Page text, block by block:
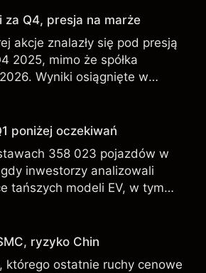
za Q4, presja na marże
akcje znalazły się pod presją
2025, mimo że spółka
Wyniki osiągnięte w
przyszłych rezultatów.
poniżej oczekiwań
358 023 pojazdów w
inwestorzy analizowali
tańszych modeli EV, w tym
nie są wiarygodnym
ryzyko Chin
którego ostatnie ruchy cenowe